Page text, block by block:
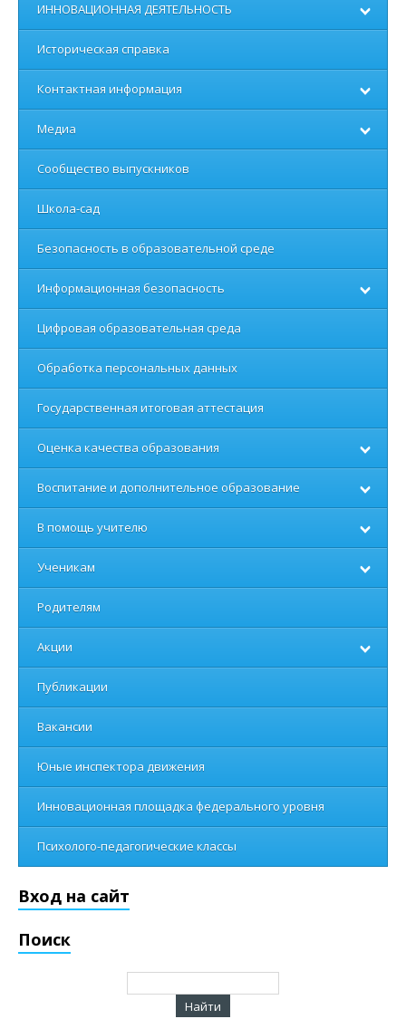
ИННОВАЦИОННАЯ ДЕЯТЕЛЬНОСТЬ
Историческая справка
Контактная информация
Медиа
Сообщество выпускников
Школа-сад
Безопасность в образовательной среде
Информационная безопасность
Цифровая образовательная среда
Обработка персональных данных
Государственная итоговая аттестация
Оценка качества образования
Воспитание и дополнительное образование
В помощь учителю
Ученикам
Родителям
Акции
Публикации
Вакансии
Юные инспектора движения
Инновационная площадка федерального уровня
Психолого-педагогические классы
Вход на сайт
Поиск